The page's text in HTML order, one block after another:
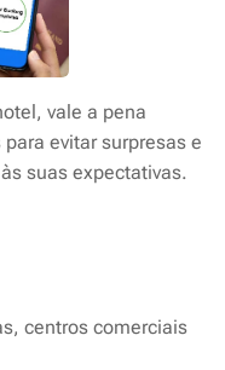
vale a pena
evitar surpresas e
suas expectativas.
centros comerciais